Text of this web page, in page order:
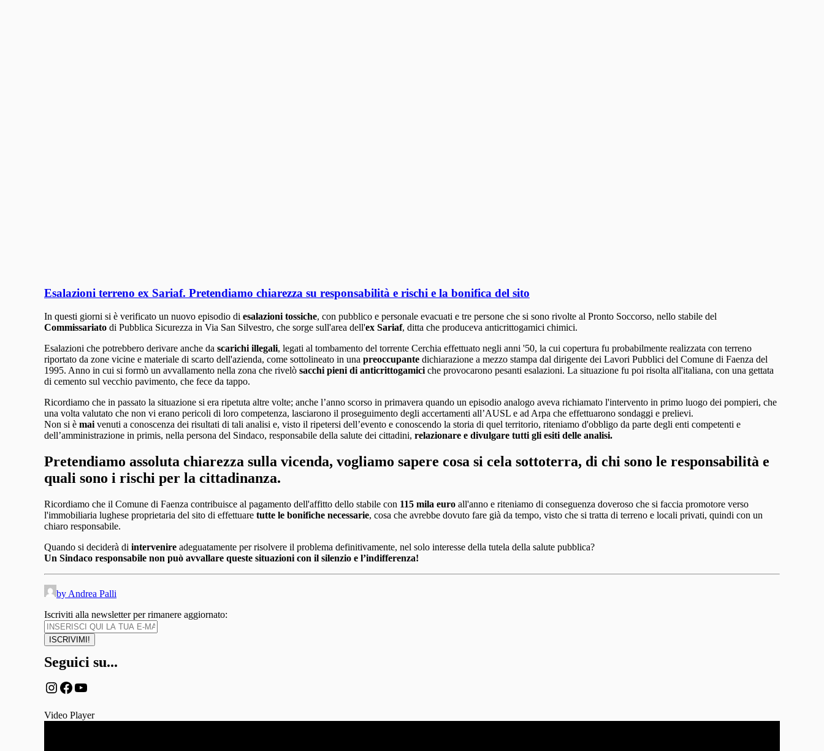
Esalazioni terreno ex Sariaf. Pretendiamo chiarezza su responsabilità e rischi e la bonifica del sito
In questi giorni si è verificato un nuovo episodio di esalazioni tossiche, con pubblico e personale evacuati e tre persone che si sono rivolte al Pronto Soccorso, nello stabile del
Commissariato di Pubblica Sicurezza in Via San Silvestro, che sorge sull'area dell'ex Sariaf, ditta che produceva anticrittogamici chimici.
Esalazioni che potrebbero derivare anche da scarichi illegali, legati al tombamento del torrente Cerchia effettuato negli anni '50, la cui copertura fu probabilmente realizzata con terreno
riportato da zone vicine e materiale di scarto dell'azienda, come sottolineato in una preoccupante dichiarazione a mezzo stampa dal dirigente dei Lavori Pubblici del Comune di Faenza del
1995. Anno in cui si formò un avvallamento nella zona che rivelò sacchi pieni di anticrittogamiciche provocarono pesanti esalazioni. La situazione fu poi risolta all'italiana, con una gettata
di cemento sul vecchio pavimento, che fece da tappo.
Ricordiamo che in passato la situazione si era ripetuta altre volte; anche l’anno scorso in primavera quando un episodio analogo aveva richiamato l'intervento in primo luogo dei pompieri, che
una volta valutato che non vi erano pericoli di loro competenza, lasciarono il proseguimento degli accertamenti all’AUSL e ad Arpa che effettuarono sondaggi e prelievi.
Non si è maivenuti a conoscenza dei risultati di tali analisi e, visto il ripetersi dell’evento e conoscendo la storia di quel territorio, riteniamo d'obbligo da parte degli enti competenti e
dell’amministrazione in primis, nella persona del Sindaco, responsabile della salute dei cittadini, relazionare e divulgare tutti gli esiti delle analisi.
Pretendiamo assoluta chiarezza sulla vicenda, vogliamo sapere cosa si cela sottoterra, di chi sono le responsabilità e
quali sono i rischi per la cittadinanza.
Ricordiamo che il Comune di Faenza contribuisce al pagamento dell'affitto dello stabile con 115 mila euro all'anno e riteniamo di conseguenza doveroso che si faccia promotore verso
l'immobiliaria lughese proprietaria del sito di effettuare tutte le bonifiche necessarie, cosa che avrebbe dovuto fare già da tempo, visto che si tratta di terreno e locali privati, quindi con un
chiaro responsabile.
Quando si deciderà di intervenire adeguatamente per risolvere il problema definitivamente, nel solo interesse della tutela della salute pubblica?
Un Sindaco responsabile non può avvallare queste situazioni con il silenzio e l’indifferenza!
by Andrea Palli
Iscriviti alla newsletter per rimanere aggiornato:
Seguici su...
Instagram
Facebook
YouTube
Video Player